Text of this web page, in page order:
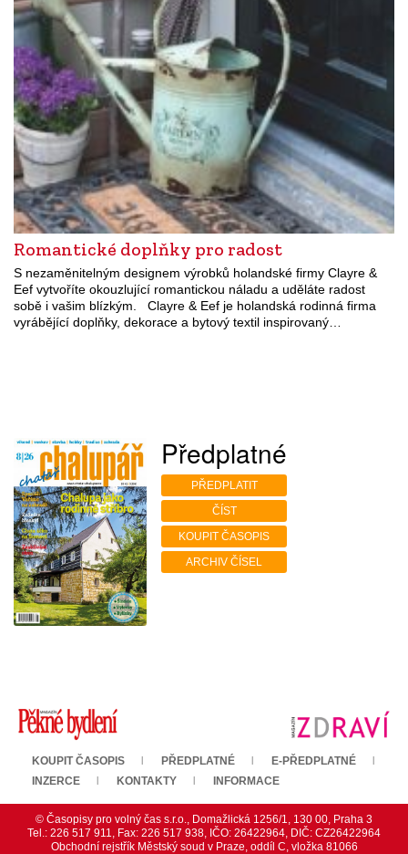
Romantické doplňky pro radost
S nezaměnitelným designem výrobků holandské firmy Clayre &
Eef vytvoříte okouzlující romantickou náladu a uděláte radost
sobě i vašim blízkým. Clayre & Eef je holandská rodinná firma
vyrábějící doplňky, dekorace a bytový textil inspirovaný…
Předplatné
PŘEDPLATIT
ČÍST
KOUPIT ČASOPIS
ARCHIV ČÍSEL
KOUPIT ČASOPIS PŘEDPLATNÉ
E-PŘEDPLATNÉ
INZERCE
KONTAKTY INFORMACE
© Časopisy pro volný čas s.r.o., Domažlická 1256/1, 130 00, Praha 3
Tel.: 226 517 911, Fax: 226 517 938, IČO: 26422964, DIČ: CZ26422964
Obchodní rejstřík Městský soud v Praze, oddíl C, vložka 81066